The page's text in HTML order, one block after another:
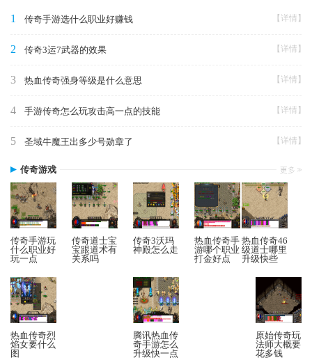
1 传奇手游选什么职业好赚钱 【详情】
2 传奇3运7武器的效果 【详情】
3 热血传奇强身等级是什么意思 【详情】
4 手游传奇怎么玩攻击高一点的技能 【详情】
5 圣域牛魔王出多少号勋章了 【详情】
传奇游戏
传奇手游玩
什么职业好
玩一点
传奇道士宝
宝跟道术有
关系吗
传奇3沃玛
神殿怎么走
热血传奇手
游哪个职业
打金好点
热血传奇46
级道士哪里
升级快些
热血传奇烈
焰女要什么
图
腾讯热血传
奇手游怎么
升级快一点
原始传奇玩
法师大概要
花多钱